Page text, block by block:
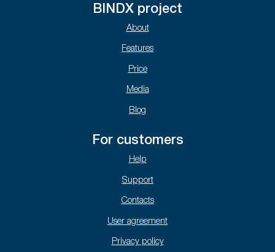
BINDX project
About
Features
Price
Media
Blog
For customers
Help
Support
Contacts
User agreement
Privacy policy